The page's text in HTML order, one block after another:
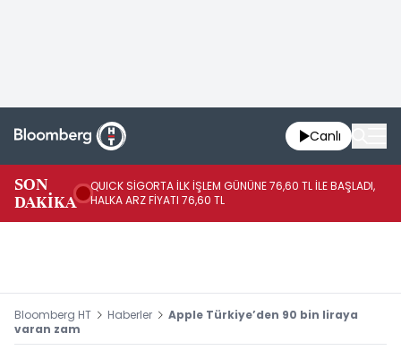
Canlı
SON
DAKİKA
QUICK SİGORTA İLK İŞLEM GÜNÜNE 76,60 TL İLE BAŞLADI,
HALKA ARZ FİYATI 76,60 TL
Bloomberg HT Haberler
Apple Türkiye’den 90 bin liraya
varan zam